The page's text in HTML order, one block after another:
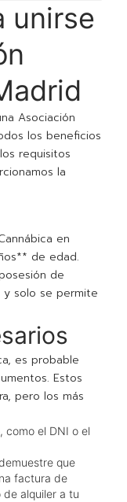
unirse
Asociación
los beneficios
requisitos
la
en
de edad.
de
y solo se permite
es probable
Estos
pero los más
como el DNI o el
que
factura de
alquiler a tu